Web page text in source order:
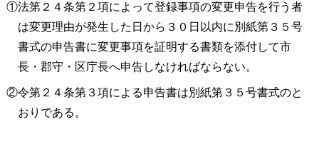
①法第２４条第２項によって登録事項の変更申告を行う者
は変更理由が発生した日から３０日以内に別紙第３５号
書式の申告書に変更事項を証明する書類を添付して市
長・郡守・区庁長へ申告しなければならない。
②令第２４条第３項による申告書は別紙第３５号書式のと
おりである。